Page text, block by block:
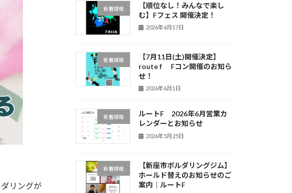
リングが
新着情報
【順位なし！みんなで楽し
む】Fフェス 開催決定！
2026年6月17日
新着情報
【7月11日(土)開催決定】
route f Fコン開催のお知ら
せ！
2026年6月1日
新着情報
ルートF 2026年6月営業カ
レンダーとお知らせ
2026年5月25日
新着情報
【新座市ボルダリングジム】
ホールド替えのお知らせのご
案内｜ルートF